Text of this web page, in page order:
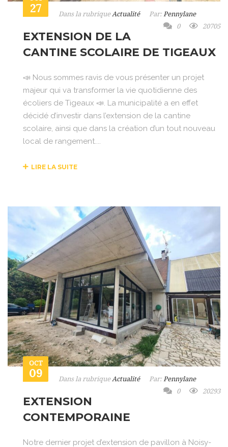
27 Dans la rubriqueActualité Par: Pennylane
0
20705
EXTENSION DE LA
CANTINE SCOLAIRE DE TIGEAUX
📣 Nous sommes ravis de vous présenter un projet
majeur qui va transformer la vie quotidienne des
écoliers de Tigeaux 📣. La municipalité a en effet
décidé d’investir dans l’extension de la cantine
scolaire, ainsi que dans la création d’un tout nouveau
local de rangement....
LIRE LA SUITE
OCT
09 Dans la rubrique Actualité Par: Pennylane
0
20293
EXTENSION
CONTEMPORAINE
Notre dernier projet d’extension de pavillon à Noisy-